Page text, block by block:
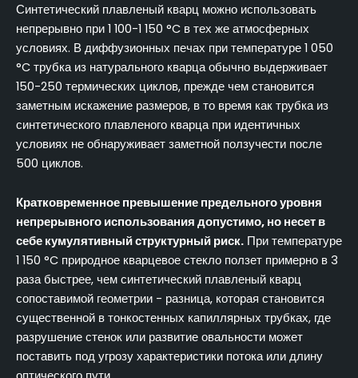
Синтетический плавленый кварц можно использовать
непрерывно при 1 100-1 150 °C в тех же атмосферных
условиях. В диффузионных печах при температуре 1 050
°C трубка из натурального кварца обычно выдерживает
150-250 термических циклов, прежде чем становится
заметным искажение размеров, в то время как трубка из
синтетического плавленого кварца при идентичных
условиях не обнаруживает заметной ползучести после
500 циклов.
Кратковременное превышение предельного уровня
непрерывного использования допустимо, но несет в
себе кумулятивный структурный риск. При температуре
1 150 °C природное кварцевое стекло ползет примерно в 3
раза быстрее, чем синтетический плавленый кварц
сопоставимой геометрии - разница, которая становится
существенной в тонкостенных капиллярных трубках, где
разрушение стенок или развитие овальности может
поставить под угрозу характеристики потока или длину